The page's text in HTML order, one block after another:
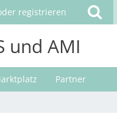
registrieren
und AMI
Partner